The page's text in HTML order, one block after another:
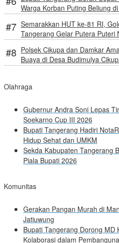
Warga Korban Puting Beliung
Semarakkan HUT ke-81 RI,
Tangerang Gelar Putera Puteri
Polsek Cikupa dan Damkar
Buaya di Desa Budimulya
Olahraga
Gubernur Andra Soni Lepas
Soekarno Cup III 2026
Bupati Tangerang Hadiri
Hidup Sehat dan UMKM
Sekda Kabupaten Tangerang
Piala Bupati 2026
Komunitas
Gerakan Pangan Murah di
Jatiuwung
Bupati Tangerang Dorong MD
Kolaborasi dalam